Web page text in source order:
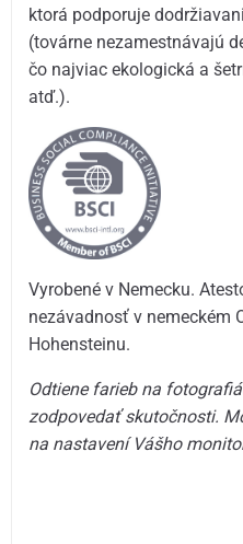
ktorá podporuje
(továrne nezamestnávajú
čo najviac ekologická a
atď.).
Vyrobené v Nemecku.
nezávadnosť v nemeckém
Hohensteinu.
Odtiene farieb na
zodpovedať skutočnosti.
na nastavení Vášho